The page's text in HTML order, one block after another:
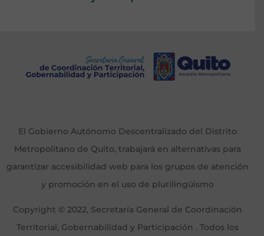
El Gobierno Autónomo Descentralizado del Distrito
Metropolitano de Quito, trabajará en alternativas para
garantizar accesibilidad web para los grupos de atención
y promoción en el uso de plurilingüismo
Copyright © 2022, Secretaría General de Coordinación
Territorial, Gobernabilidad y Participación . Todos los